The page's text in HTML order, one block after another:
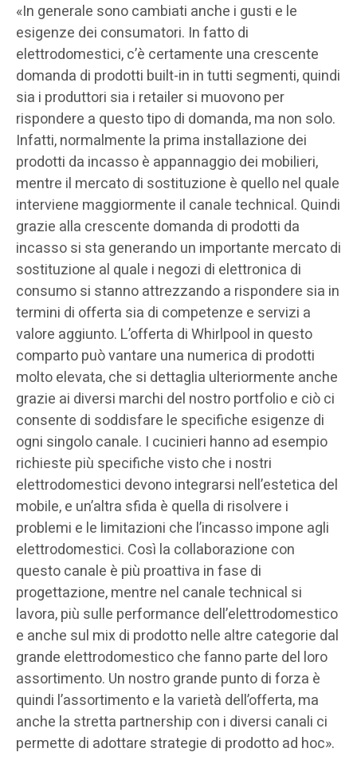
«In generale sono cambiati anche i gusti e le
esigenze dei consumatori. In fatto di
elettrodomestici, c’è certamente una crescente
domanda di prodotti built-in in tutti segmenti, quindi
sia i produttori sia i retailer si muovono per
rispondere a questo tipo di domanda, ma non solo.
Infatti, normalmente la prima installazione dei
prodotti da incasso è appannaggio dei mobilieri,
mentre il mercato di sostituzione è quello nel quale
interviene maggiormente il canale technical. Quindi
grazie alla crescente domanda di prodotti da
incasso si sta generando un importante mercato di
sostituzione al quale i negozi di elettronica di
consumo si stanno attrezzando a rispondere sia in
termini di offerta sia di competenze e servizi a
valore aggiunto. L’offerta di Whirlpool in questo
comparto può vantare una numerica di prodotti
molto elevata, che si dettaglia ulteriormente anche
grazie ai diversi marchi del nostro portfolio e ciò ci
consente di soddisfare le specifiche esigenze di
ogni singolo canale. I cucinieri hanno ad esempio
richieste più specifiche visto che i nostri
elettrodomestici devono integrarsi nell’estetica del
mobile, e un’altra sfida è quella di risolvere i
problemi e le limitazioni che l’incasso impone agli
elettrodomestici. Così la collaborazione con
questo canale è più proattiva in fase di
progettazione, mentre nel canale technical si
lavora, più sulle performance dell’elettrodomestico
e anche sul mix di prodotto nelle altre categorie dal
grande elettrodomestico che fanno parte del loro
assortimento. Un nostro grande punto di forza è
quindi l’assortimento e la varietà dell’offerta, ma
anche la stretta partnership con i diversi canali ci
permette di adottare strategie di prodotto ad hoc».